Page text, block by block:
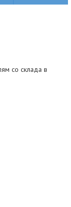
со склада в